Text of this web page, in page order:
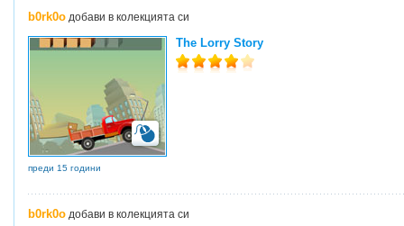
b0rk0o добави в колекцията си
The Lorry Story
преди 15 години
b0rk0o добави в колекцията си